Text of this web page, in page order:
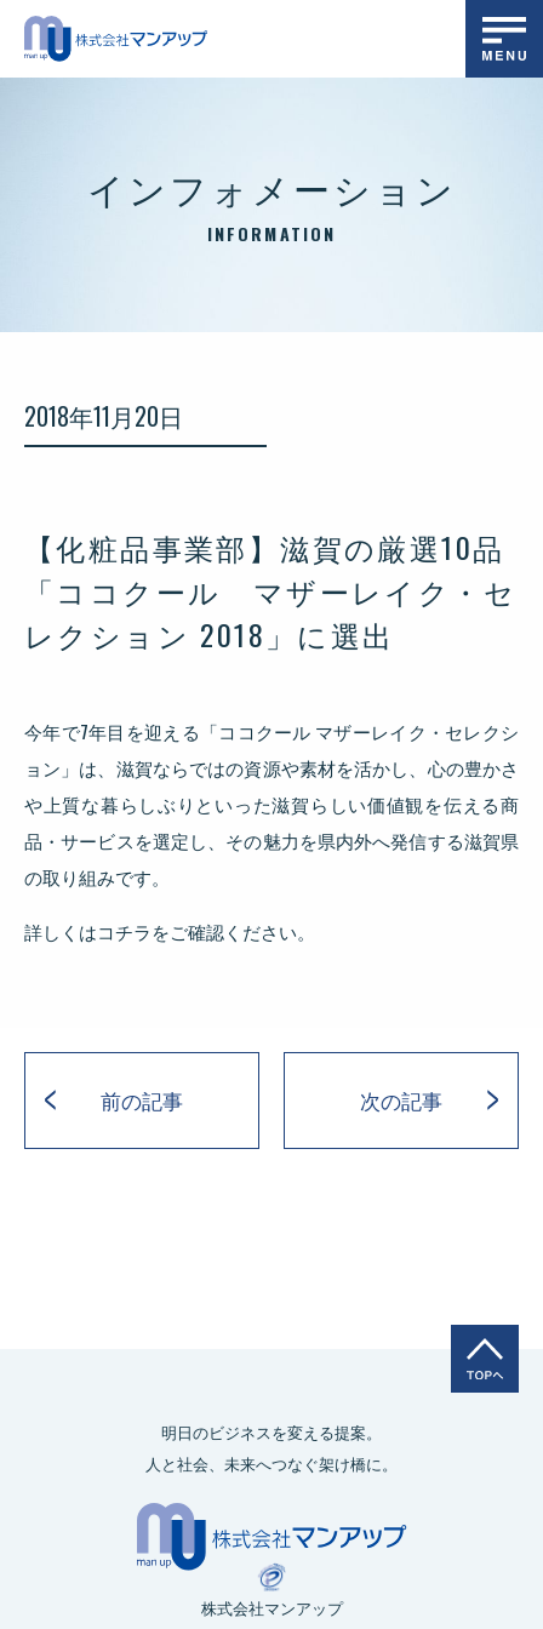
インフォメーション
INFORMATION
2018年11月20日
【化粧品事業部】滋賀の厳選10品
「ココクール マザーレイク・セ
レクション 2018」に選出
今年で7年目を迎える「ココクール マザーレイク・セレクシ
ョン」は、滋賀ならではの資源や素材を活かし、心の豊かさ
や上質な暮らしぶりといった滋賀らしい価値観を伝える商
品・サービスを選定し、その魅力を県内外へ発信する滋賀県
の取り組みです。
詳しくはコチラをご確認ください。
前の記事 次の記事
明日のビジネスを変える提案。
人と社会、未来へつなぐ架け橋に。
株式会社マンアップ